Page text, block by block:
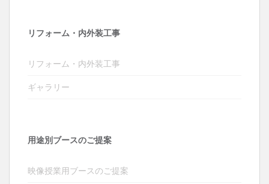
リフォーム・内外装工事
リフォーム・内外装工事
ギャラリー
用途別ブースのご提案
映像授業用ブースのご提案